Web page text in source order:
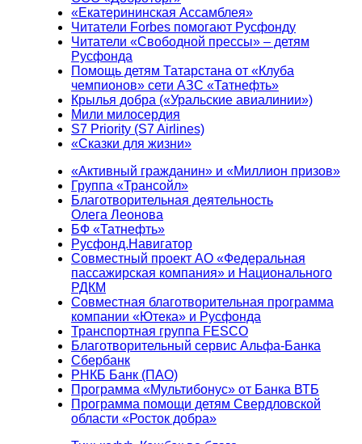
«Екатерининская Ассамблея»
Читатели Forbes помогают Русфонду
Читатели «Свободной прессы» – детям
Русфонда
Помощь детям Татарстана от «Клуба
чемпионов» сети АЗС «Татнефть»
Крылья добра («Уральские авиалинии»)
Мили милосердия
S7 Priority (S7 Airlines)
«Сказки для жизни»
«Активный гражданин» и «Миллион призов»
Группа «Трансойл»
Благотворительная деятельность
Олега Леонова
БФ «Татнефть»
Русфонд.Навигатор
Совместный проект АО «Федеральная
пассажирская компания» и Национального
РДКМ
Совместная благотворительная программа
компании «Ютека» и Русфонда
Транспортная группа FESCO
Благотворительный сервис Альфа-Банка
Сбербанк
РНКБ Банк (ПАО)
Программа «Мультибонус» от Банка ВТБ
Программа помощи детям Свердловской
области «Росток добра»